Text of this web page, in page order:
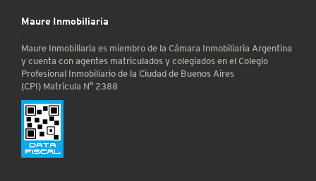
Maure Inmobiliaria
Maure Inmobiliaria es miembro de la Cámara Inmobiliaria Argentina
y cuenta con agentes matriculados y colegiados en el Colegio
Profesional Inmobiliario de la Ciudad de Buenos Aires
(CPI) Matrícula N° 2388